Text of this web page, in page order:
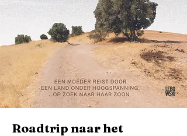
Roadtrip naar het